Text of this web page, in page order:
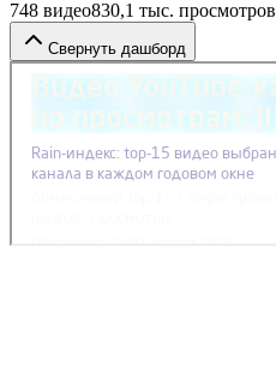
748 видео830,1 тыс. просмотров
Свернуть дашборд